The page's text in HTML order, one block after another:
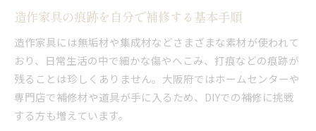
ホームセンター活用で造作家具を美しく補修
自宅でできる造作家具のDIY補修実践例
大阪府で叶える理想の造作家具選びのコツ
造作家具選びで重視したい痕跡の目立ちにくさ
大阪府で信頼できる造作家具工房の見極め方
傷や痕跡がつきにくい素材選びの秘訣
造作家具の痕跡を自分で補修する基本手順
造作家具には無垢材や集成材などさまざまな素材が使われて
おり、日常生活の中で細かな傷やへこみ、打痕などの痕跡が
残ることは珍しくありません。大阪府ではホームセンターや
専門店で補修材や道具が手に入るため、DIYでの補修に挑戦
する方も増えています。